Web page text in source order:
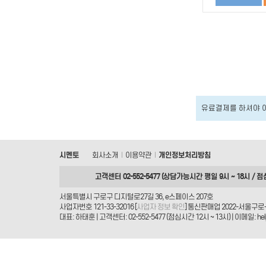
유료결제를 하셔야
시멘토 회사소개 이용약관 개인정보처리방침
고객센터 02-552-5477 (상담가능시간 평일 9시 ~ 18시 / 점
서울특별시 구로구 디지털로27길 36, e스페이스 207호
사업자번호 121-33-32016 [ 사업자 정보 확인 ] 통신판매업 2022-서울구
대표: 하태훈 | 고객센터: 02-552-5477 (점심시간 12시 ~ 13시) | 이메일: